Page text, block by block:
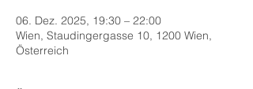
06. Dez. 2025, 19:30 – 22:00
Wien, Staudingergasse 10, 1200 Wien,
Österreich